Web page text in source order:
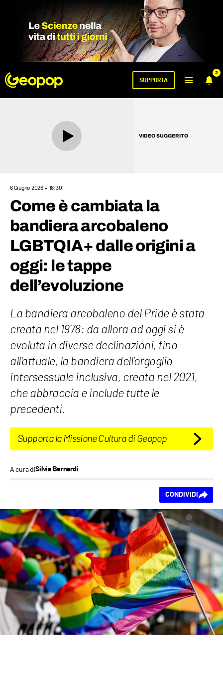
2
SUPPORTA
VIDEO SUGGERITO
6 Giugno 2026 16:30
Come è cambiata la
bandiera arcobaleno
LGBTQIA+ dalle origini a
oggi: le tappe
dell’evoluzione
La bandiera arcobaleno del Pride è stata
creata nel 1978: da allora ad oggi si è
evoluta in diverse declinazioni, fino
all'attuale, la bandiera dell'orgoglio
intersessuale inclusiva, creata nel 2021,
che abbraccia e include tutte le
precedenti.
Supporta la Missione Cultura di Geopop
A cura diSilvia Bernardi
CONDIVIDI